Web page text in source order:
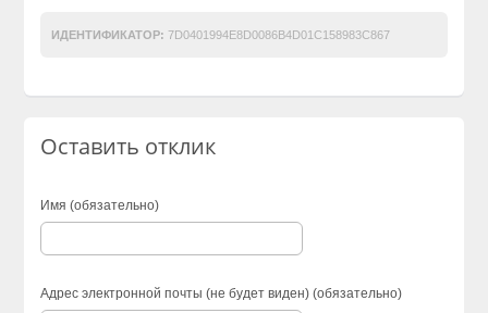
ИДЕНТИФИКАТОР: 7D0401994E8D0086B4D01C158983C867
Оставить отклик
Имя (обязательно)
Адрес электронной почты (не будет виден) (обязательно)